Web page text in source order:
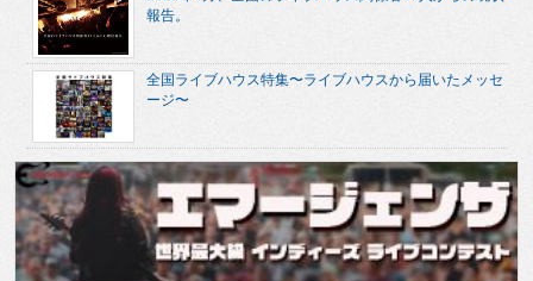
報告。
全国ライブハウス特集〜ライブハウスから届いたメッセ
ージ〜